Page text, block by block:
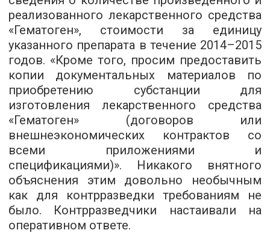
реализованного лекарственного средства
«Гематоген», стоимости за единицу
указанного препарата в течение 2014–2015
годов. «Кроме того, просим предоставить
копии документальных материалов по
приобретению субстанции для
изготовления лекарственного средства
«Гематоген» (договоров или
внешнеэкономических контрактов со
всеми приложениями и
спецификациями)». Никакого внятного
объяснения этим довольно необычным
как для контрразведки требованиям не
было. Контрразведчики настаивали на
оперативном ответе.